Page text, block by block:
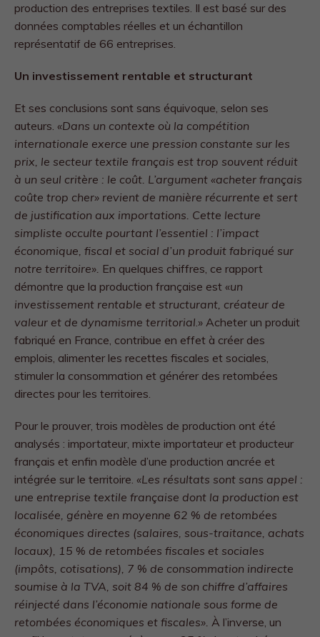
production des entreprises textiles. Il est basé sur des
données comptables réelles et un échantillon
représentatif de 66 entreprises.
Un investissement rentable et structurant
Et ses conclusions sont sans équivoque, selon ses
auteurs. «Dans un contexte où la compétition
internationale exerce une pression constante sur les
prix, le secteur textile français est trop souvent réduit
à un seul critère : le coût. L’argument «acheter français
coûte trop cher» revient de manière récurrente et sert
de justification aux importations. Cette lecture
simpliste occulte pourtant l’essentiel : l’impact
économique, fiscal et social d’un produit fabriqué sur
notre territoire». En quelques chiffres, ce rapport
démontre que la production française est «un
investissement rentable et structurant, créateur de
valeur et de dynamisme territorial.» Acheter un produit
fabriqué en France, contribue en effet à créer des
emplois, alimenter les recettes fiscales et sociales,
stimuler la consommation et générer des retombées
directes pour les territoires.
Pour le prouver, trois modèles de production ont été
analysés : importateur, mixte importateur et producteur
français et enfin modèle d’une production ancrée et
intégrée sur le territoire. «Les résultats sont sans appel :
une entreprise textile française dont la production est
localisée, génère en moyenne 62 % de retombées
économiques directes (salaires, sous-traitance, achats
locaux), 15 % de retombées fiscales et sociales
(impôts, cotisations), 7 % de consommation indirecte
soumise à la TVA, soit 84 % de son chiffre d’affaires
réinjecté dans l’économie nationale sous forme de
retombées économiques et fiscales». À l’inverse, un